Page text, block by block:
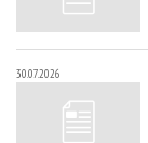
30.07.2026